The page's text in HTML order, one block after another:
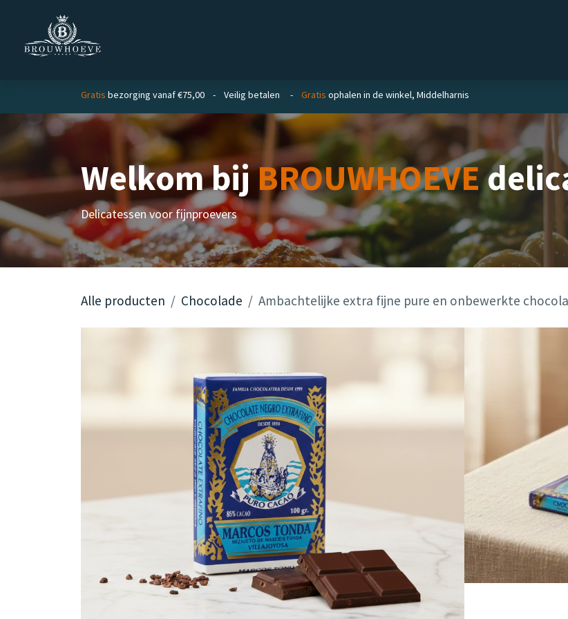
Gratis bezorging vanaf €75,00 - Veilig betalen - Gratis ophalen in de winkel, Middelharnis
Welkom bijBROUWHOEVE
Delicatessen voor fijnproevers
Alle producten Chocolade Ambachtelijke extra fijne pure en onbewerkte